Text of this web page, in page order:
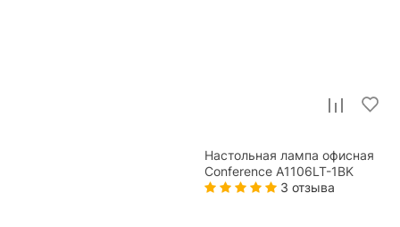
Настольная лампа офисная
Conference A1106LT-1BK
3 отзыва